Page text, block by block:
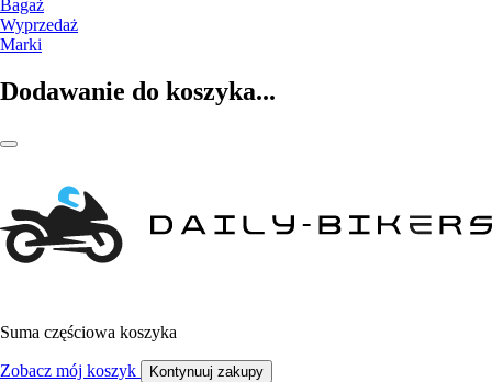
Bagaż
Wyprzedaż
Marki
Dodawanie do koszyka...
Suma częściowa koszyka
Zobacz mój koszyk Kontynuuj zakupy